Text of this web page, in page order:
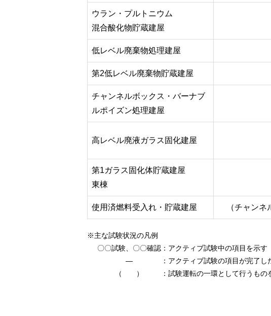
ウラン・プルトニウム
混合酸化物貯蔵建屋
低レベル廃棄物処理建屋
第2低レベル廃棄物貯蔵建屋
チャンネルボックス・バーナブ
ルポイズン処理建屋
高レベル廃液ガラス固化建屋
第1ガラス固化体貯蔵建屋
東棟
使用済燃料受入れ・貯蔵建屋 （チャン
※主な試験状況の凡例
〇〇試験、〇〇確認 ：アクティブ試験中の項目を示す
―
：アクティブ試験の項目が完了し
（ ）
：試験運転の一環として行うもの